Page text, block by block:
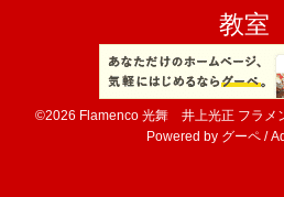
教室
©2026 Flamenco 光舞 井上光正 フラメ
Powered by グーペ /